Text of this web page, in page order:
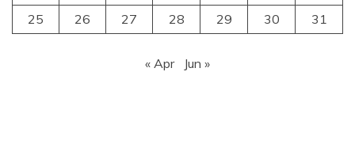
25
26 27 28 29 30 31
« Apr Jun »